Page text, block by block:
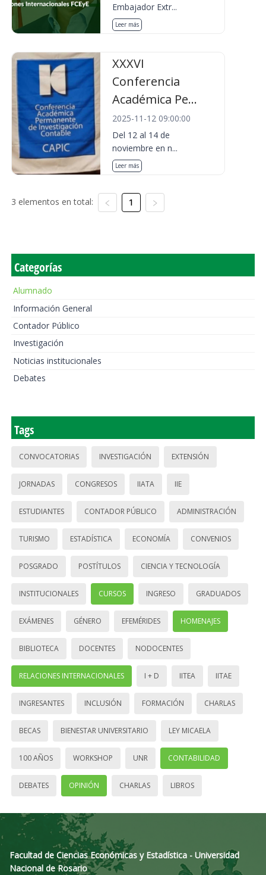
Embajador Extr...
Leer más
XXXVI
Conferencia
Académica Pe...
2025-11-12 09:00:00
Del 12 al 14 de
noviembre en n...
Leer más
3 elementos en total: 1
Categorías
Alumnado
Información General
Contador Público
Investigación
Noticias institucionales
Debates
Tags
CONVOCATORIAS INVESTIGACIÓN EXTENSIÓN
JORNADAS CONGRESOS IIATA IIE
ESTUDIANTES CONTADOR PÚBLICO ADMINISTRACIÓN
TURISMO ESTADÍSTICA ECONOMÍA CONVENIOS
POSGRADO POSTÍTULOS CIENCIA Y TECNOLOGÍA
INSTITUCIONALES CURSOS INGRESO GRADUADOS
EXÁMENES GÉNERO EFEMÉRIDES HOMENAJES
BIBLIOTECA DOCENTES NODOCENTES
RELACIONES INTERNACIONALES I + D IITEA IITAE
INGRESANTES INCLUSIÓN FORMACIÓN CHARLAS
BECAS BIENESTAR UNIVERSITARIO LEY MICAELA
100 AÑOS WORKSHOP UNR CONTABILIDAD
DEBATES OPINIÓN CHARLAS LIBROS
Facultad de Ciencias Económicas y Estadística - Universidad
Nacional de Rosario